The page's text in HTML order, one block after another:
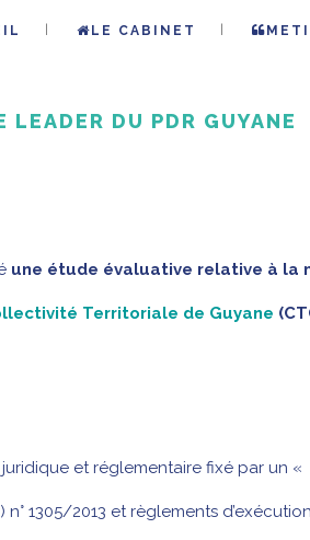
LE CABINET
DU PDR GUYANE
une étude évaluative relative à la
Territoriale de Guyane
et réglementaire fixé par un «
1305/2013 et règlements